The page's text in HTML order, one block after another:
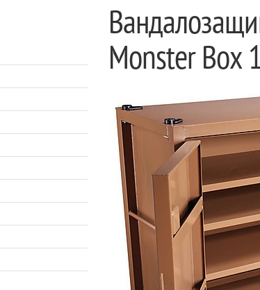
Monster Box